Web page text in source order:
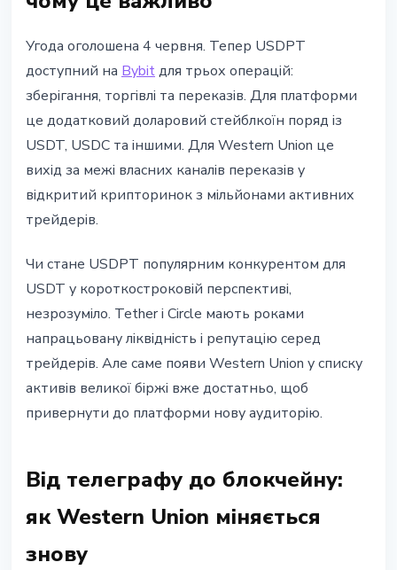
Угода оголошена 4 червня. Тепер USDPT
доступний на Bybitдля трьох операцій:
зберігання, торгівлі та переказів. Для платформи
це додатковий доларовий стейблкоїн поряд із
USDT, USDC та іншими. Для Western Union це
вихід за межі власних каналів переказів у
відкритий крипторинок з мільйонами активних
трейдерів.
Чи стане USDPT популярним конкурентом для
USDT у короткостроковій перспективі,
незрозуміло. Tether і Circle мають роками
напрацьовану ліквідність і репутацію серед
трейдерів. Але саме появи Western Union у списку
активів великої біржі вже достатньо, щоб
привернути до платформи нову аудиторію.
Від телеграфу до блокчейну:
як Western Union міняється
знову